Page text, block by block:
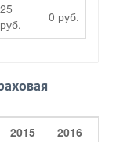
25
руб.
0 руб.
2015
2016